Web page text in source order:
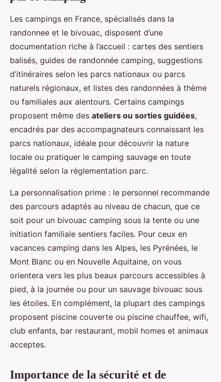
Les campings en France, spécialisés dans la
randonnee et le bivouac, disposent d’une
documentation riche à l’accueil : cartes des sentiers
balisés, guides de randonnée camping, suggestions
d’itinéraires selon les parcs nationaux ou parcs
naturels régionaux, et listes des randonnées à thème
ou familiales aux alentours. Certains campings
proposent même des ateliers ou sorties guidées,
encadrés par des accompagnateurs connaissant les
parcs nationaux, idéale pour découvrir la nature
locale ou pratiquer le camping sauvage en toute
légalité selon la règlementation parc.
La personnalisation prime : le personnel recommande
des parcours adaptés au niveau de chacun, que ce
soit pour un bivouac camping sous la tente ou une
initiation familiale sentiers faciles. Pour ceux en
vacances camping dans les Alpes, les Pyrénées, le
Mont Blanc ou en Nouvelle Aquitaine, on vous
orientera vers les plus beaux parcours accessibles à
pied, à la journée ou pour un sauvage bivouac sous
les étoiles. En complément, la plupart des campings
proposent piscine couverte ou piscine chauffee, wifi,
club enfants, bar restaurant, mobil homes et animaux
acceptes.
Importance de la sécurité et de